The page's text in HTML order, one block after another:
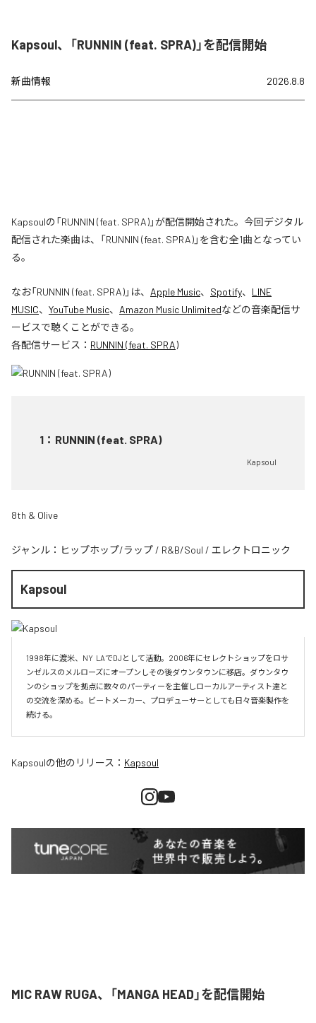
Kapsoul、「RUNNIN (feat. SPRA)」を配信開始
新曲情報 2026.8.8
Kapsoulの「RUNNIN (feat. SPRA)」が配信開始された。今回デジタル
配信された楽曲は、「RUNNIN (feat. SPRA)」を含む全1曲となってい
る。
なお「RUNNIN (feat. SPRA)」は、 Apple Music、 Spotify、 LINE
MUSIC、 YouTube Music、 Amazon Music Unlimitedなどの音楽配信サ
ービスで聴くことができる。
各配信サービス： RUNNIN (feat. SPRA)
1 ： RUNNIN (feat. SPRA)
Kapsoul
8th & Olive
ジャンル： ヒップホップ/ラップ / R&B/Soul / エレクトロニック
Kapsoul
1998年に渡米、NY  LAでDJとして活動。2006年にセレクトショップをロサ
ンゼルスのメルローズにオープンしその後ダウンタウンに移店。ダウンタウ
ンのショップを拠点に数々のパーティーを主催しローカルアーティスト達と
の交流を深める。ビートメーカー、プロデューサーとしても日々音楽製作を
続ける。
Kapsoulの他のリリース： Kapsoul
MIC RAW RUGA、「MANGA HEAD」を配信開始